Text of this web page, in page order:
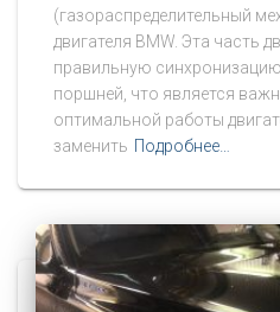
(газораспределительный
двигателя BMW. Эта часть
правильную
поршней, что является
оптимальной работы
заменить Подробнее…